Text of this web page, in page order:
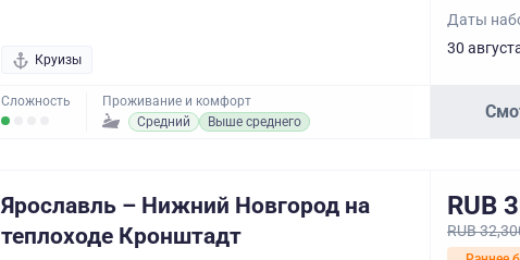
Круизы
Сложность
Проживание и комфорт
Средний
Выше среднего
Даты
30
Ярославль – Нижний Новгород на
теплоходе Кронштадт
RUB
RUB